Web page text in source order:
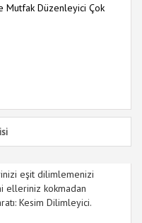
Mutfak Düzenleyici Çok
eşit dilimlemenizi
elleriniz kokmadan
Kesim Dilimleyici.